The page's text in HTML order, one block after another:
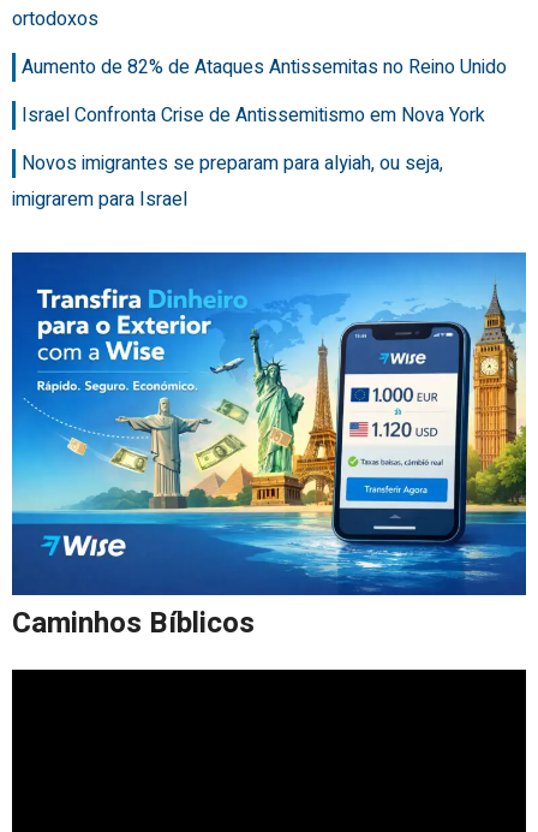
ortodoxos
Aumento de 82% de Ataques Antissemitas no Reino Unido
Israel Confronta Crise de Antissemitismo em Nova York
Novos imigrantes se preparam para alyiah, ou seja,
imigrarem para Israel
Caminhos Bíblicos